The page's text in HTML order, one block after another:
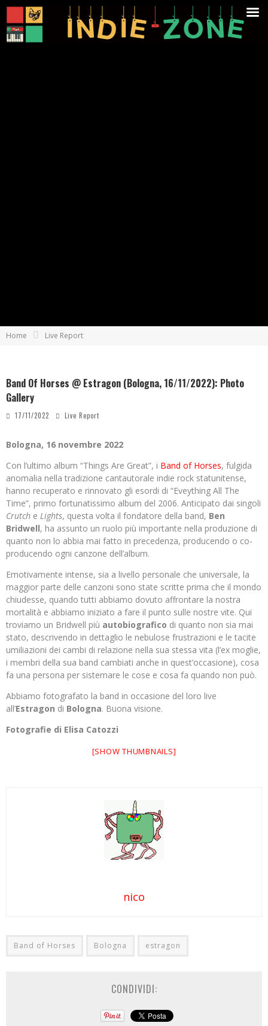
Home Live Report
Band Of Horses @ Estragon (Bologna, 16/11/2022): Photo
Gallery
17/11/2022 Live Report
Bologna, 16 novembre 2022
Con l’ultimo album “Things Are Great”, i Band of Horses, fulgida
anomalia nella tradizione cantautorale indie rock statunitense,
hanno recuperato e rinnovato gli esordi di “Eveything All The
Time”, primo fortunatissimo album del 2006. Anticipato dai singoli
Crutch e Lights, questa volta il fondatore della band, Ben
Bridwell, ha assunto un ruolo più importante nella produzione di
quanto non lo abbia mai fatto in precedenza, producendo o co-
producendo ogni canzone dell’album.
Emotivamente intense, sia a livello personale che universale, la
maggior parte delle canzoni sono state scritte prima che il mondo
chiudesse, quando tutti abbiamo dovuto affrontare la nostra
mortalità e abbiamo iniziato a fare il punto sulle nostre vite. Qui
troviamo un Bridwell più autobiografico di quanto non sia mai
stato, descrivendo in dettaglio le nebulose frustrazioni e le tacite
umiliazioni dei cambi di relazione nella sua stessa vita (l’ex moglie,
i membri della sua band cambiati anche in quest’occasione), cosa
fa una persona per sistemare le cose e cosa fa quando non può.
Abbiamo fotografato la band in occasione del loro live
all’Estragon di Bologna. Buona visione.
Fotografie di Elisa Catozzi
[SHOW THUMBNAILS]
nico
Band of Horses Bologna estragon
CONDIVIDI: